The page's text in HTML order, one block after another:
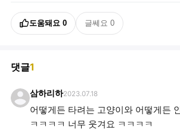
도움돼요 0 글쎄요 0
댓글1
삼하리하2023.07.18
어떻게든 타려는 고양이와 어떻게든
ㅋㅋㅋㅋ 너무 웃겨요 ㅋㅋㅋㅋ